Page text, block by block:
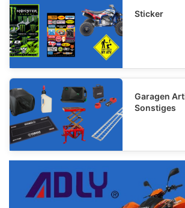
Sticker
Garagen
Sonstiges